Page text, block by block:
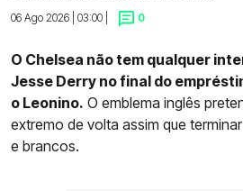
06 Ago 2026 | 03:00 |
0
O Chelsea não tem qualquer
Jesse Derry no final do
o Leonino. O emblema inglês
extremo de volta assim que
e brancos.